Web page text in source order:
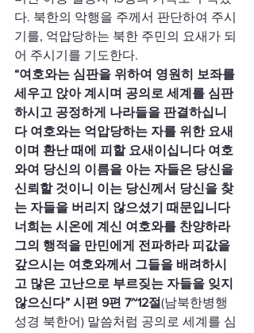
다. 북한의 악행을 주께서 판단하여 주시
기를, 억압당하는 북한 주민의 요새가 되
어 주시기를 기도한다.
“여호와는 심판을 위하여 영원히 보좌를
세우고 앉아 계시며 공의로 세계를 심판
하시고 공정하게 나라들을 판결하십니
다 여호와는 억압당하는 자를 위한 요새
이며 환난 때에 피할 요새이십니다 여호
와여 당신의 이름을 아는 자들은 당신을
신뢰할 것이니 이는 당신께서 당신을 찾
는 자들을 버리지 않으셨기 때문입니다
너희는 시온에 계신 여호와를 찬양하라
그의 행적을 만민에게 전파하라 피값을
갚으시는 여호와께서 그들을 배려하시
고 많은 고난으로 부르짖는 자들을 잊지
않으신다” 시편 9편 7~12절(남북한병행
성경 북한어) 말씀처럼 공의로 세계를 심